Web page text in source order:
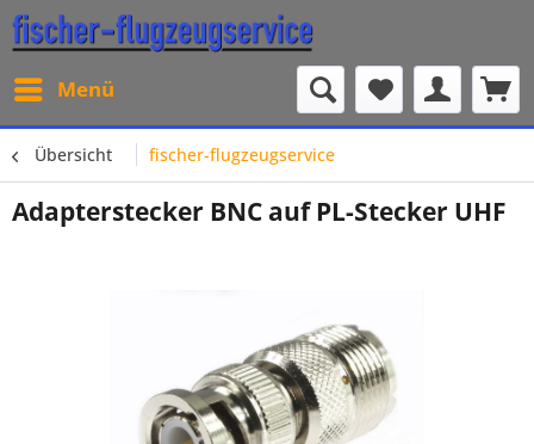
Menü
Übersicht fischer-flugzeugservice
Adapterstecker BNC auf PL-Stecker UHF